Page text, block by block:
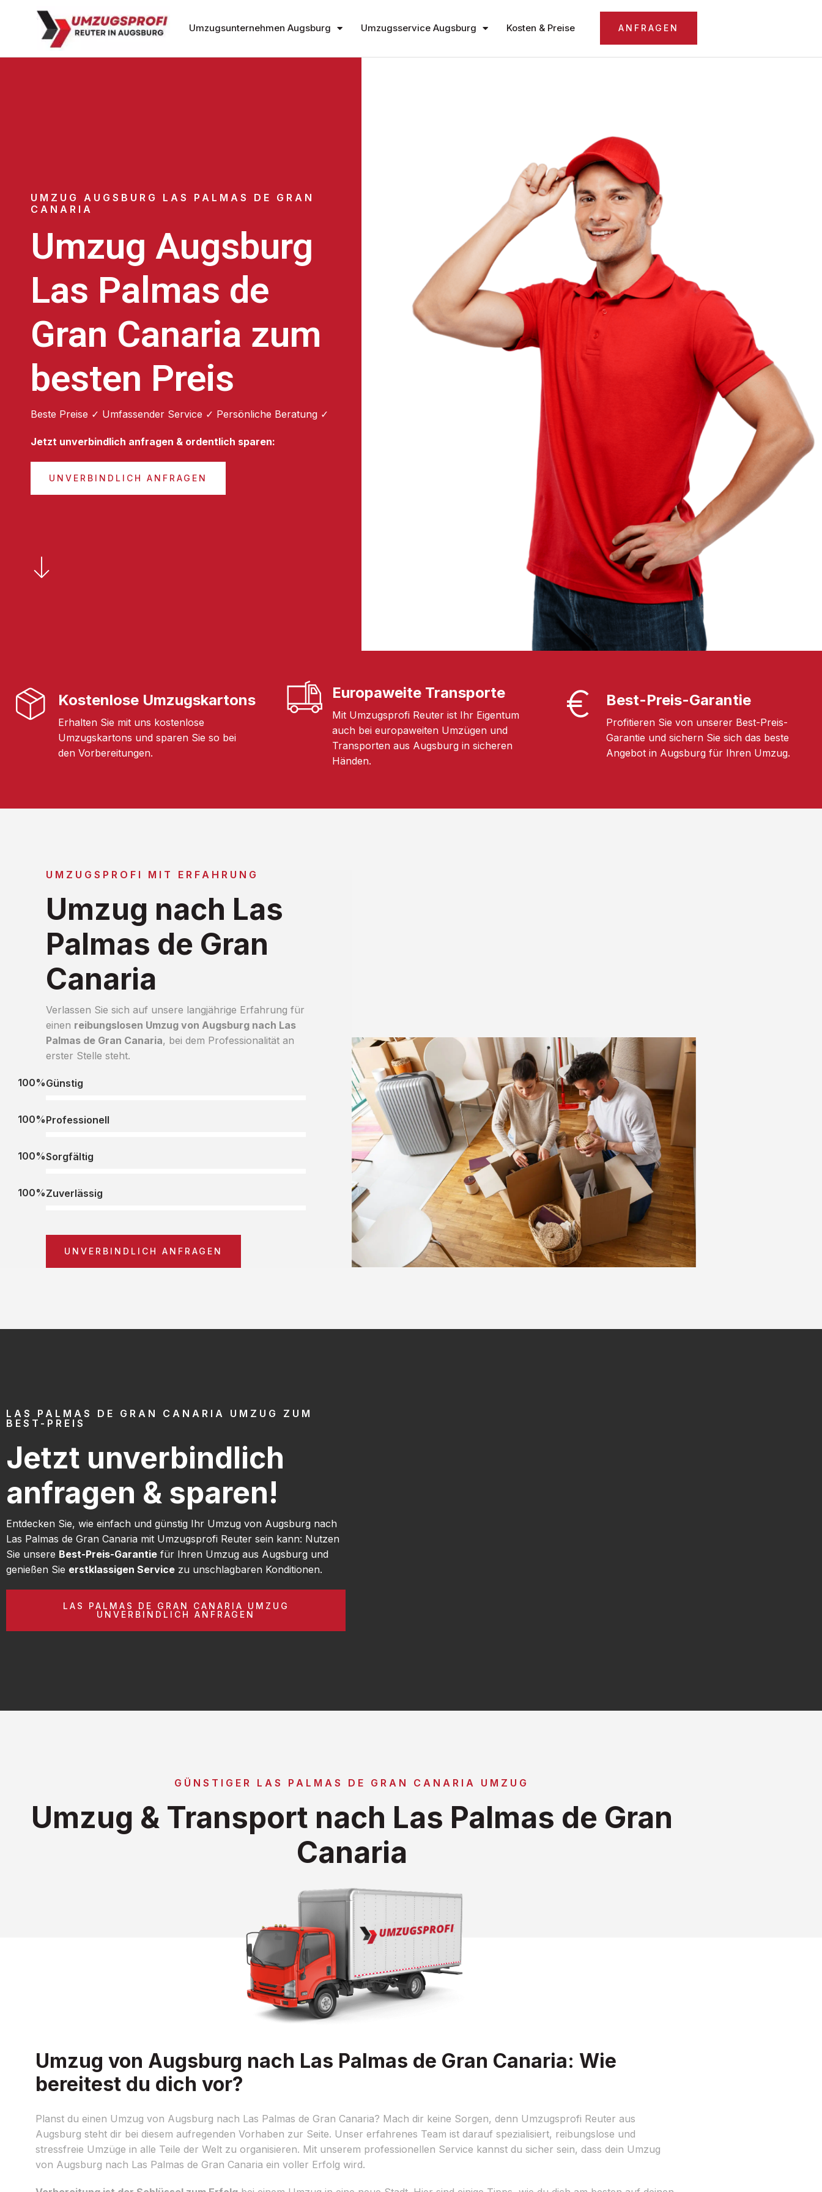
Umzugsunternehmen Augsburg Umzugsservice Augsburg Kosten & Preise ANFRAGEN
UMZUG AUGSBURG LAS PALMAS DE GRAN
CANARIA
Umzug Augsburg
Las Palmas de
Gran Canaria zum
besten Preis
Beste Preise ✓ Umfassender Service ✓ Persönliche Beratung ✓
Jetzt unverbindlich anfragen & ordentlich sparen:
UNVERBINDLICH ANFRAGEN
Kostenlose Umzugskartons
Erhalten Sie mit uns kostenlose
Umzugskartons und sparen Sie so bei
den Vorbereitungen.
Europaweite Transporte
Mit Umzugsprofi Reuter ist Ihr Eigentum
auch bei europaweiten Umzügen und
Transporten aus Augsburg in sicheren
Händen.
Best-Preis-Garantie
Profitieren Sie von unserer Best-Preis-
Garantie und sichern Sie sich das beste
Angebot in Augsburg für Ihren Umzug.
UMZUGSPROFI MIT ERFAHRUNG
Umzug nach Las
Palmas de Gran
Canaria
Verlassen Sie sich auf unsere langjährige Erfahrung für
einen reibungslosen Umzug von Augsburg nach Las
Palmas de Gran Canaria, bei dem Professionalität an
erster Stelle steht.
Günstig
100%
Professionell
100%
Sorgfältig
100%
Zuverlässig
100%
UNVERBINDLICH ANFRAGEN
LAS PALMAS DE GRAN CANARIA UMZUG ZUM
BEST-PREIS
Jetzt unverbindlich
anfragen & sparen!
Entdecken Sie, wie einfach und günstig Ihr Umzug von Augsburg nach
Las Palmas de Gran Canaria mit Umzugsprofi Reuter sein kann: Nutzen
Sie unsere Best-Preis-Garantie für Ihren Umzug aus Augsburg und
genießen Sie erstklassigen Service zu unschlagbaren Konditionen.
LAS PALMAS DE GRAN CANARIA UMZUG
UNVERBINDLICH ANFRAGEN
GÜNSTIGER LAS PALMAS DE GRAN CANARIA UMZUG
Umzug & Transport nach Las Palmas de Gran
Canaria
Umzug von Augsburg nach Las Palmas de Gran Canaria: Wie
bereitest du dich vor?
Planst du einen Umzug von Augsburg nach Las Palmas de Gran Canaria? Mach dir keine Sorgen, denn Umzugsprofi Reuter aus
Augsburg steht dir bei diesem aufregenden Vorhaben zur Seite. Unser erfahrenes Team ist darauf spezialisiert, reibungslose und
stressfreie Umzüge in alle Teile der Welt zu organisieren. Mit unserem professionellen Service kannst du sicher sein, dass dein Umzug
von Augsburg nach Las Palmas de Gran Canaria ein voller Erfolg wird.